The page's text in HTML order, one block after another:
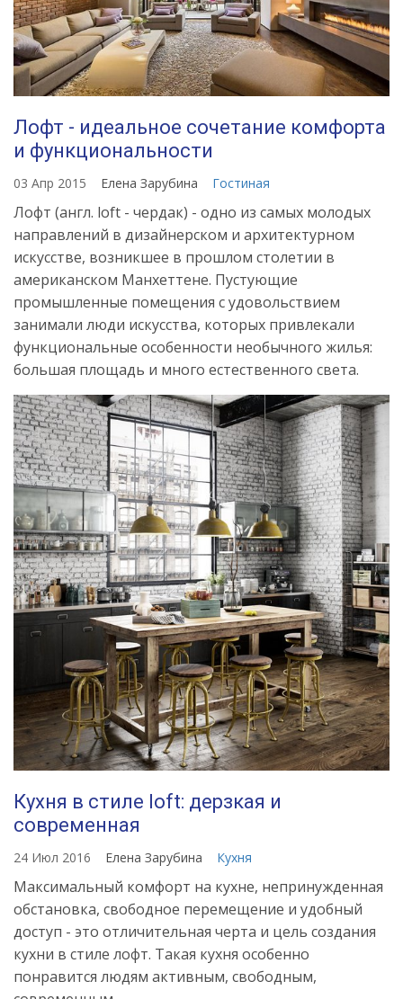
Лофт - идеальное сочетание комфорта
и функциональности
03 Апр 2015 Елена Зарубина Гостиная
Лофт (англ. loft - чердак) - одно из самых молодых
направлений в дизайнерском и архитектурном
искусстве, возникшее в прошлом столетии в
американском Манхеттене. Пустующие
промышленные помещения с удовольствием
занимали люди искусства, которых привлекали
функциональные особенности необычного жилья:
большая площадь и много естественного света.
Кухня в стиле loft: дерзкая и
современная
24 Июл 2016 Елена Зарубина Кухня
Максимальный комфорт на кухне, непринужденная
обстановка, свободное перемещение и удобный
доступ - это отличительная черта и цель создания
кухни в стиле лофт. Такая кухня особенно
понравится людям активным, свободным,